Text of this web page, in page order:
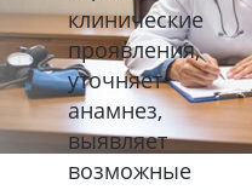
клинические
проявления,
уточняет
анамнез,
выявляет
возможные